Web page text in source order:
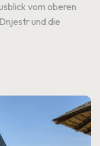
vom oberen
und die